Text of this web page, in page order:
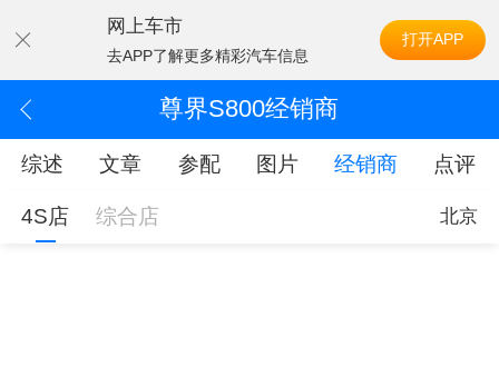
网上车市
去APP了解更多精彩汽车信息
打开APP
尊界S800经销商
综述 文章 参配 图片 经销商 点评
4S店 综合店 北京